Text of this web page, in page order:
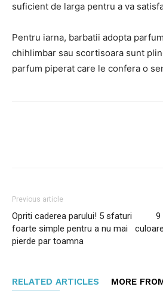
suficient de larga pentru a va
Pentru iarna, barbatii adopta
chihlimbar sau scortisoara sunt
parfum piperat care le confera o
Previous article
Opriti caderea parului! 5 sfaturi
foarte simple pentru a nu mai
pierde par toamna
9
RELATED ARTICLES MORE